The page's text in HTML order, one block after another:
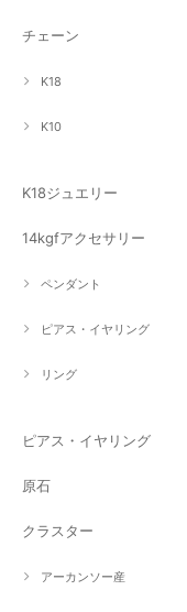
チェーン
K18
K10
K18ジュエリー
14kgfアクセサリー
ペンダント
ピアス・イヤリング
リング
ピアス・イヤリング
原石
クラスター
アーカンソー産